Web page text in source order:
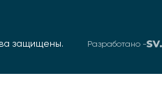
защищены. Разработано -